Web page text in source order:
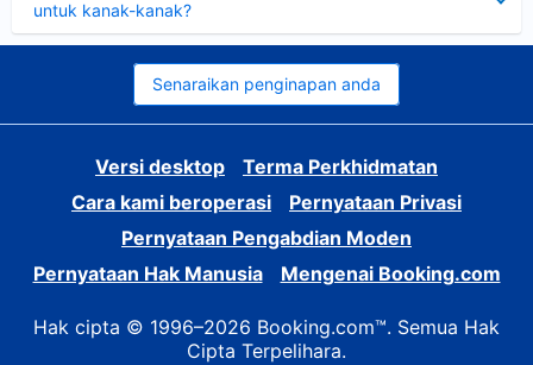
untuk kanak-kanak?
Senaraikan penginapan anda
Versi desktop
Terma Perkhidmatan
Cara kami beroperasi
Pernyataan Privasi
Pernyataan Pengabdian Moden
Pernyataan Hak Manusia
Mengenai Booking.com
Hak cipta © 1996–2026 Booking.com™. Semua Hak
Cipta Terpelihara.